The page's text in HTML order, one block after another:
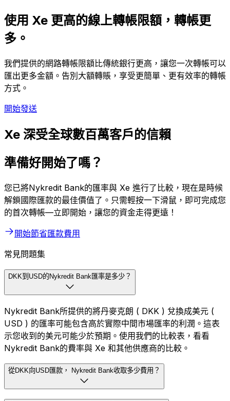
使用 Xe 更高的線上轉帳限額，轉帳更
多。
我們提供的網路轉帳限額比傳統銀行更高，讓您一次轉帳可以
匯出更多金額。告別大額轉賬，享受更簡單、更有效率的轉帳
方式。
開始發送
Xe 深受全球數百萬客戶的信賴
準備好開始了嗎？
您已將Nykredit Bank的匯率與 Xe 進行了比較，現在是時候
解鎖國際匯款的最佳價值了。只需輕按一下滑鼠，即可完成您
的首次轉帳—立即開始，讓您的資金走得更遠！
開始節省匯款費用
常見問題集
DKK到USD的Nykredit Bank匯率是多少？
Nykredit Bank所提供的將丹麥克朗 ( DKK ) 兌換成美元 (
USD ) 的匯率可能包含高於實際中間市場匯率的利潤。這表
示您收到的美元可能少於預期。使用我們的比較表，看看
Nykredit Bank的費率與 Xe 和其他供應商的比較。
從DKK向USD匯款， Nykredit Bank收取多少費用？